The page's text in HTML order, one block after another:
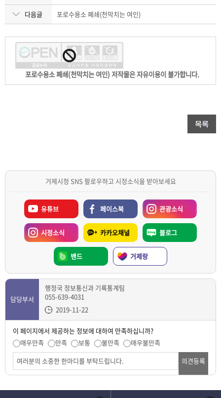
다음글 포로수용소 폐쇄(천막치는 여인)
포로수용소 폐쇄(천막치는 여인) 저작물은 자유이용이 불가합니다.
거제시청 SNS 팔로우하고 시정소식을 받아보세요
유튜브 페이스북 관광소식
시정소식 카카오채널 블로그
밴드 거제랑
담당부서
행정국 정보통신과 기록통계팀
055-639-4031
2019-11-22
이 페이지에서 제공하는 정보에 대하여 만족하십니까?
매우만족
만족 보통 불만족
매우불만족
의견등록